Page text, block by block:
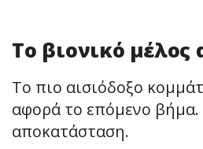
Το βιονικό μέλος
Το πιο αισιόδοξο
αφορά το επόμενο
αποκατάσταση.